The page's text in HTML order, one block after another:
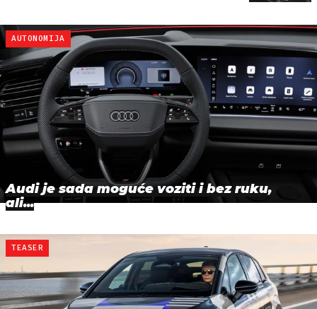
AUTONOMIJA
Audi je sada moguće voziti i bez ruku,
ali...
TEASER